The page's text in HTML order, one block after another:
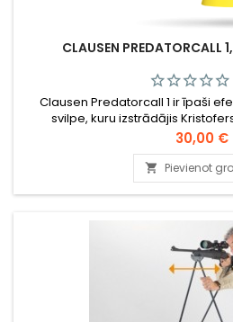
CLAUSEN PREDATORCALL
Clausen Predatorcall 1 ir īpaši
svilpe, kuru izstrādājis
Clausen).
Cena
30,00 €
 Pievienot